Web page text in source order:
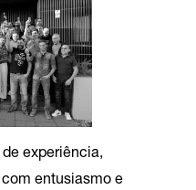
experiência,
entusiasmo e